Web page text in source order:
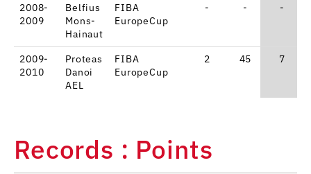
2008-
2009
Belfius
Mons-
Hainaut
FIBA
EuropeCup
- - -
2009-
2010
Proteas
Danoi
AEL
FIBA
EuropeCup
2 45 7
Records : Points